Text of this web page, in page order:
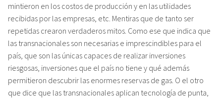
mintieron en los costos de producción y en las utilidades
recibidas por las empresas, etc. Mentiras que de tanto ser
repetidas crearon verdaderos mitos. Como ese que indica que
las transnacionales son necesarias e imprescindibles para el
país, que son las únicas capaces de realizar inversiones
riesgosas, inversiones que el país no tiene y qué además
permitieron descubrir las enormes reservas de gas. O el otro
que dice que las transnacionales aplican tecnología de punta,